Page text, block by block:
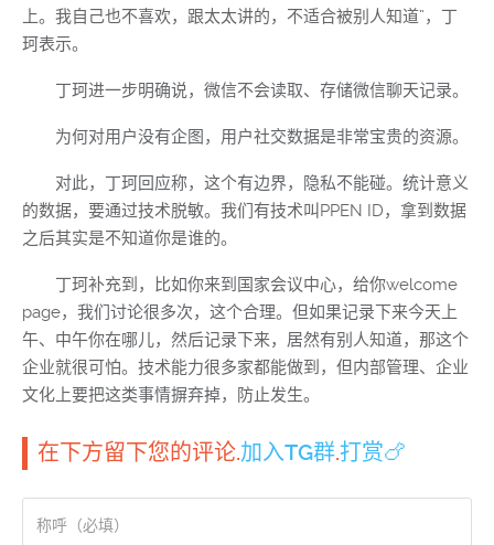
上。我自己也不喜欢，跟太太讲的，不适合被别人知道”，丁
珂表示。
丁珂进一步明确说，微信不会读取、存储微信聊天记录。
为何对用户没有企图，用户社交数据是非常宝贵的资源。
对此，丁珂回应称，这个有边界，隐私不能碰。统计意义
的数据，要通过技术脱敏。我们有技术叫PPEN ID，拿到数据
之后其实是不知道你是谁的。
丁珂补充到，比如你来到国家会议中心，给你welcome
page，我们讨论很多次，这个合理。但如果记录下来今天上
午、中午你在哪儿，然后记录下来，居然有别人知道，那这个
企业就很可怕。技术能力很多家都能做到，但内部管理、企业
文化上要把这类事情摒弃掉，防止发生。
在下方留下您的评论.加入TG群.打赏🍗